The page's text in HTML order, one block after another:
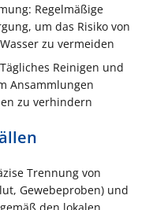
Regelmäßige
um das Risiko von
zu vermeiden
Reinigen und
Ansammlungen
zu verhindern
Trennung von
Gewebeproben) und
den lokalen